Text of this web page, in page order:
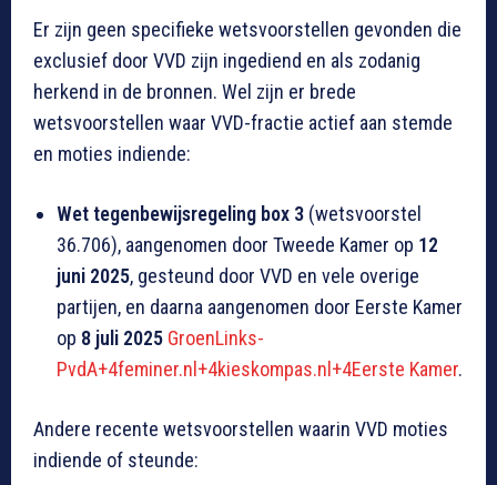
Er zijn geen specifieke wetsvoorstellen gevonden die
exclusief door VVD zijn ingediend en als zodanig
herkend in de bronnen. Wel zijn er brede
wetsvoorstellen waar VVD-fractie actief aan stemde
en moties indiende:
Wet tegenbewijsregeling box 3 (wetsvoorstel
36.706), aangenomen door Tweede Kamer op 12
juni 2025, gesteund door VVD en vele overige
partijen, en daarna aangenomen door Eerste Kamer
op 8 juli 2025 GroenLinks-
PvdA+4feminer.nl+4kieskompas.nl+4Eerste Kamer.
Andere recente wetsvoorstellen waarin VVD moties
indiende of steunde: